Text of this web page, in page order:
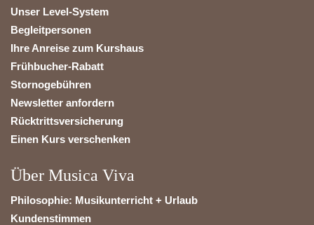
Unser Level-System
Begleitpersonen
Ihre Anreise zum Kurshaus
Frühbucher-Rabatt
Stornogebühren
Newsletter anfordern
Rücktrittsversicherung
Einen Kurs verschenken
Über Musica Viva
Philosophie: Musikunterricht + Urlaub
Kundenstimmen